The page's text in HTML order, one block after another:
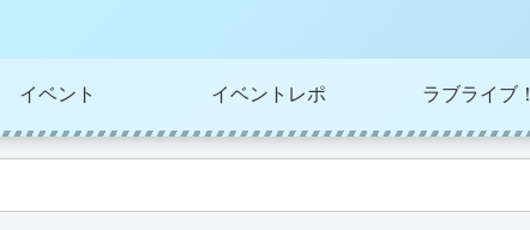
イベント イベントレポ ラブライブ！